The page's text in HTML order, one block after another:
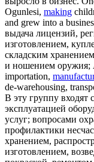
Ogunlesi, making
and grew into a
выдача лицензий,
изготовлением,
складским
и ношением оружия;
importation,
de-warehousing,
В эту группу входят
эксплуатацией
услуг; вопросами
профилактики
хранением,
изготовлением,